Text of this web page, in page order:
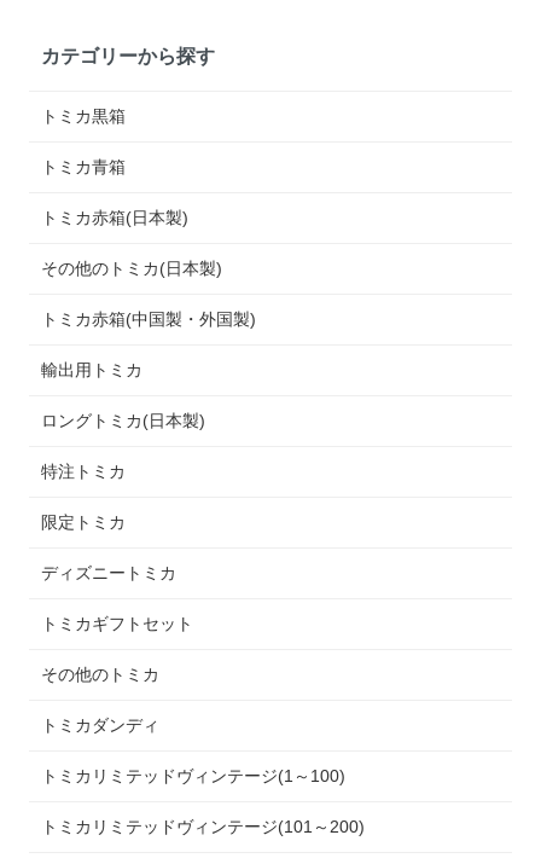
カテゴリーから探す
トミカ黒箱
トミカ青箱
トミカ赤箱(日本製)
その他のトミカ(日本製)
トミカ赤箱(中国製・外国製)
輸出用トミカ
ロングトミカ(日本製)
特注トミカ
限定トミカ
ディズニートミカ
トミカギフトセット
その他のトミカ
トミカダンディ
トミカリミテッドヴィンテージ(1～100)
トミカリミテッドヴィンテージ(101～200)